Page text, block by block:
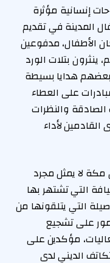
إنسانية مؤثرة
المدينة في تقديم
الأطفال، مدفوعين
بتلات الورد
هدايا بسيطة
على العطاء
والنظرات
القادمين لأداء
مكة لا يمثل مجرد
التي تشتهر بها
التي يتلقونها من
على تشجيع
مؤكدين على
الديني لدى